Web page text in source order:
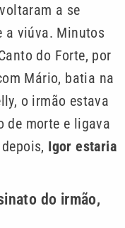
a se
a viúva. Minutos
do Forte, por
Mário, batia na
o irmão estava
de morte e ligava
Igor estaria
do irmão,